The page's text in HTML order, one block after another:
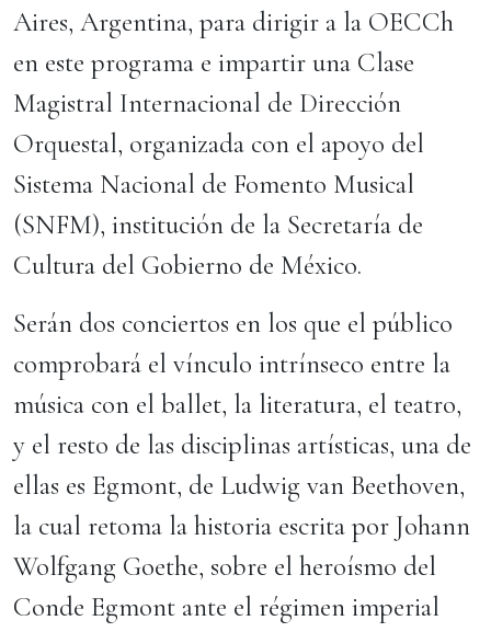
Aires, Argentina, para dirigir a la OECCh
en este programa e impartir una Clase
Magistral Internacional de Dirección
Orquestal, organizada con el apoyo del
Sistema Nacional de Fomento Musical
(SNFM), institución de la Secretaría de
Cultura del Gobierno de México.
Serán dos conciertos en los que el público
comprobará el vínculo intrínseco entre la
música con el ballet, la literatura, el teatro,
y el resto de las disciplinas artísticas, una de
ellas es Egmont, de Ludwig van Beethoven,
la cual retoma la historia escrita por Johann
Wolfgang Goethe, sobre el heroísmo del
Conde Egmont ante el régimen imperial